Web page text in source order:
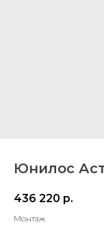
Юнилос
436 220 р.
Монтаж